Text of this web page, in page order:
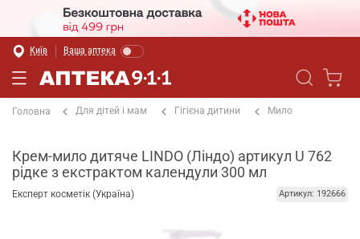
Київ Ваша аптека
Головна Для дітей і мам Гігієна дитини Мило
Крем-мило дитяче LINDO (Ліндо) артикул U 762
рідке з екстрактом календули 300 мл
Експерт косметік (Україна) Артикул: 192666